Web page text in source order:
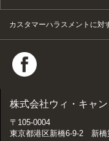
カスタマーハラスメントに対
株式会社ウィ・キャン
〒105-0004
東京都港区新橋6-9-2 新橋